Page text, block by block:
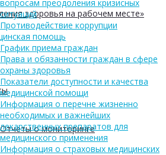
здоровья на рабочем месте»
Отчеты о мониторинге
вопросам преодоления кризисных
ситуаций
Противодействие коррупции
помощь
График приема граждан
Права и обязанности граждан в сфере
охраны здоровья
Показатели доступности и качества
медицинской помощи
Информация о перечне жизненно
необходимых и важнейших
лекарственных препаратов для
медицинского применения
Информация о страховых медицинских